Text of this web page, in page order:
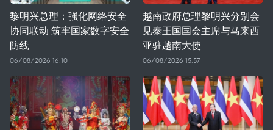
黎明兴总理：强化网络安全
协同联动 筑牢国家数字安全
防线
06/08/2026 16:10
越南政府总理黎明兴分别会
见泰王国国会主席与马来西
亚驻越南大使
06/08/2026 15:57